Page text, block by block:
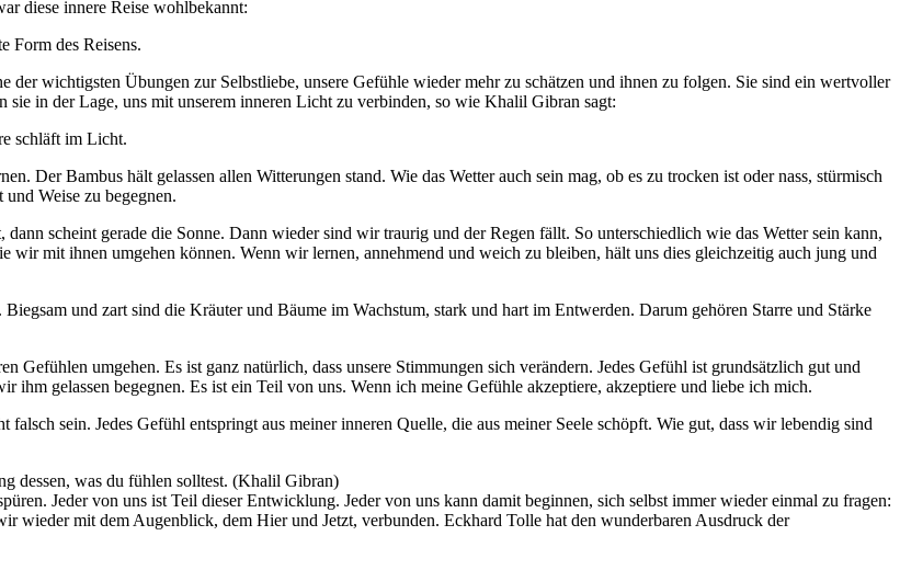
diese innere Reise wohlbekannt:
Form des Reisens.
der wichtigsten Übungen zur Selbstliebe, unsere Gefühle wieder mehr zu schätzen und ihnen zu folgen. Sie sind ein wertvoller
in der Lage, uns mit unserem inneren Licht zu verbinden, so wie Khalil Gibran sagt:
schläft im Licht.
Der Bambus hält gelassen allen Witterungen stand. Wie das Wetter auch sein mag, ob es zu trocken ist oder nass, stürmisch
Weise zu begegnen.
scheint gerade die Sonne. Dann wieder sind wir traurig und der Regen fällt. So unterschiedlich wie das Wetter sein kann,
mit ihnen umgehen können. Wenn wir lernen, annehmend und weich zu bleiben, hält uns dies gleichzeitig auch jung und
und zart sind die Kräuter und Bäume im Wachstum, stark und hart im Entwerden. Darum gehören Starre und Stärke
Gefühlen umgehen. Es ist ganz natürlich, dass unsere Stimmungen sich verändern. Jedes Gefühl ist grundsätzlich gut und
gelassen begegnen. Es ist ein Teil von uns. Wenn ich meine Gefühle akzeptiere, akzeptiere und liebe ich mich.
sein. Jedes Gefühl entspringt aus meiner inneren Quelle, die aus meiner Seele schöpft. Wie gut, dass wir lebendig sind
dessen, was du fühlen solltest. (Khalil Gibran)
Jeder von uns ist Teil dieser Entwicklung. Jeder von uns kann damit beginnen, sich selbst immer wieder einmal zu fragen:
wieder mit dem Augenblick, dem Hier und Jetzt, verbunden. Eckhard Tolle hat den wunderbaren Ausdruck der